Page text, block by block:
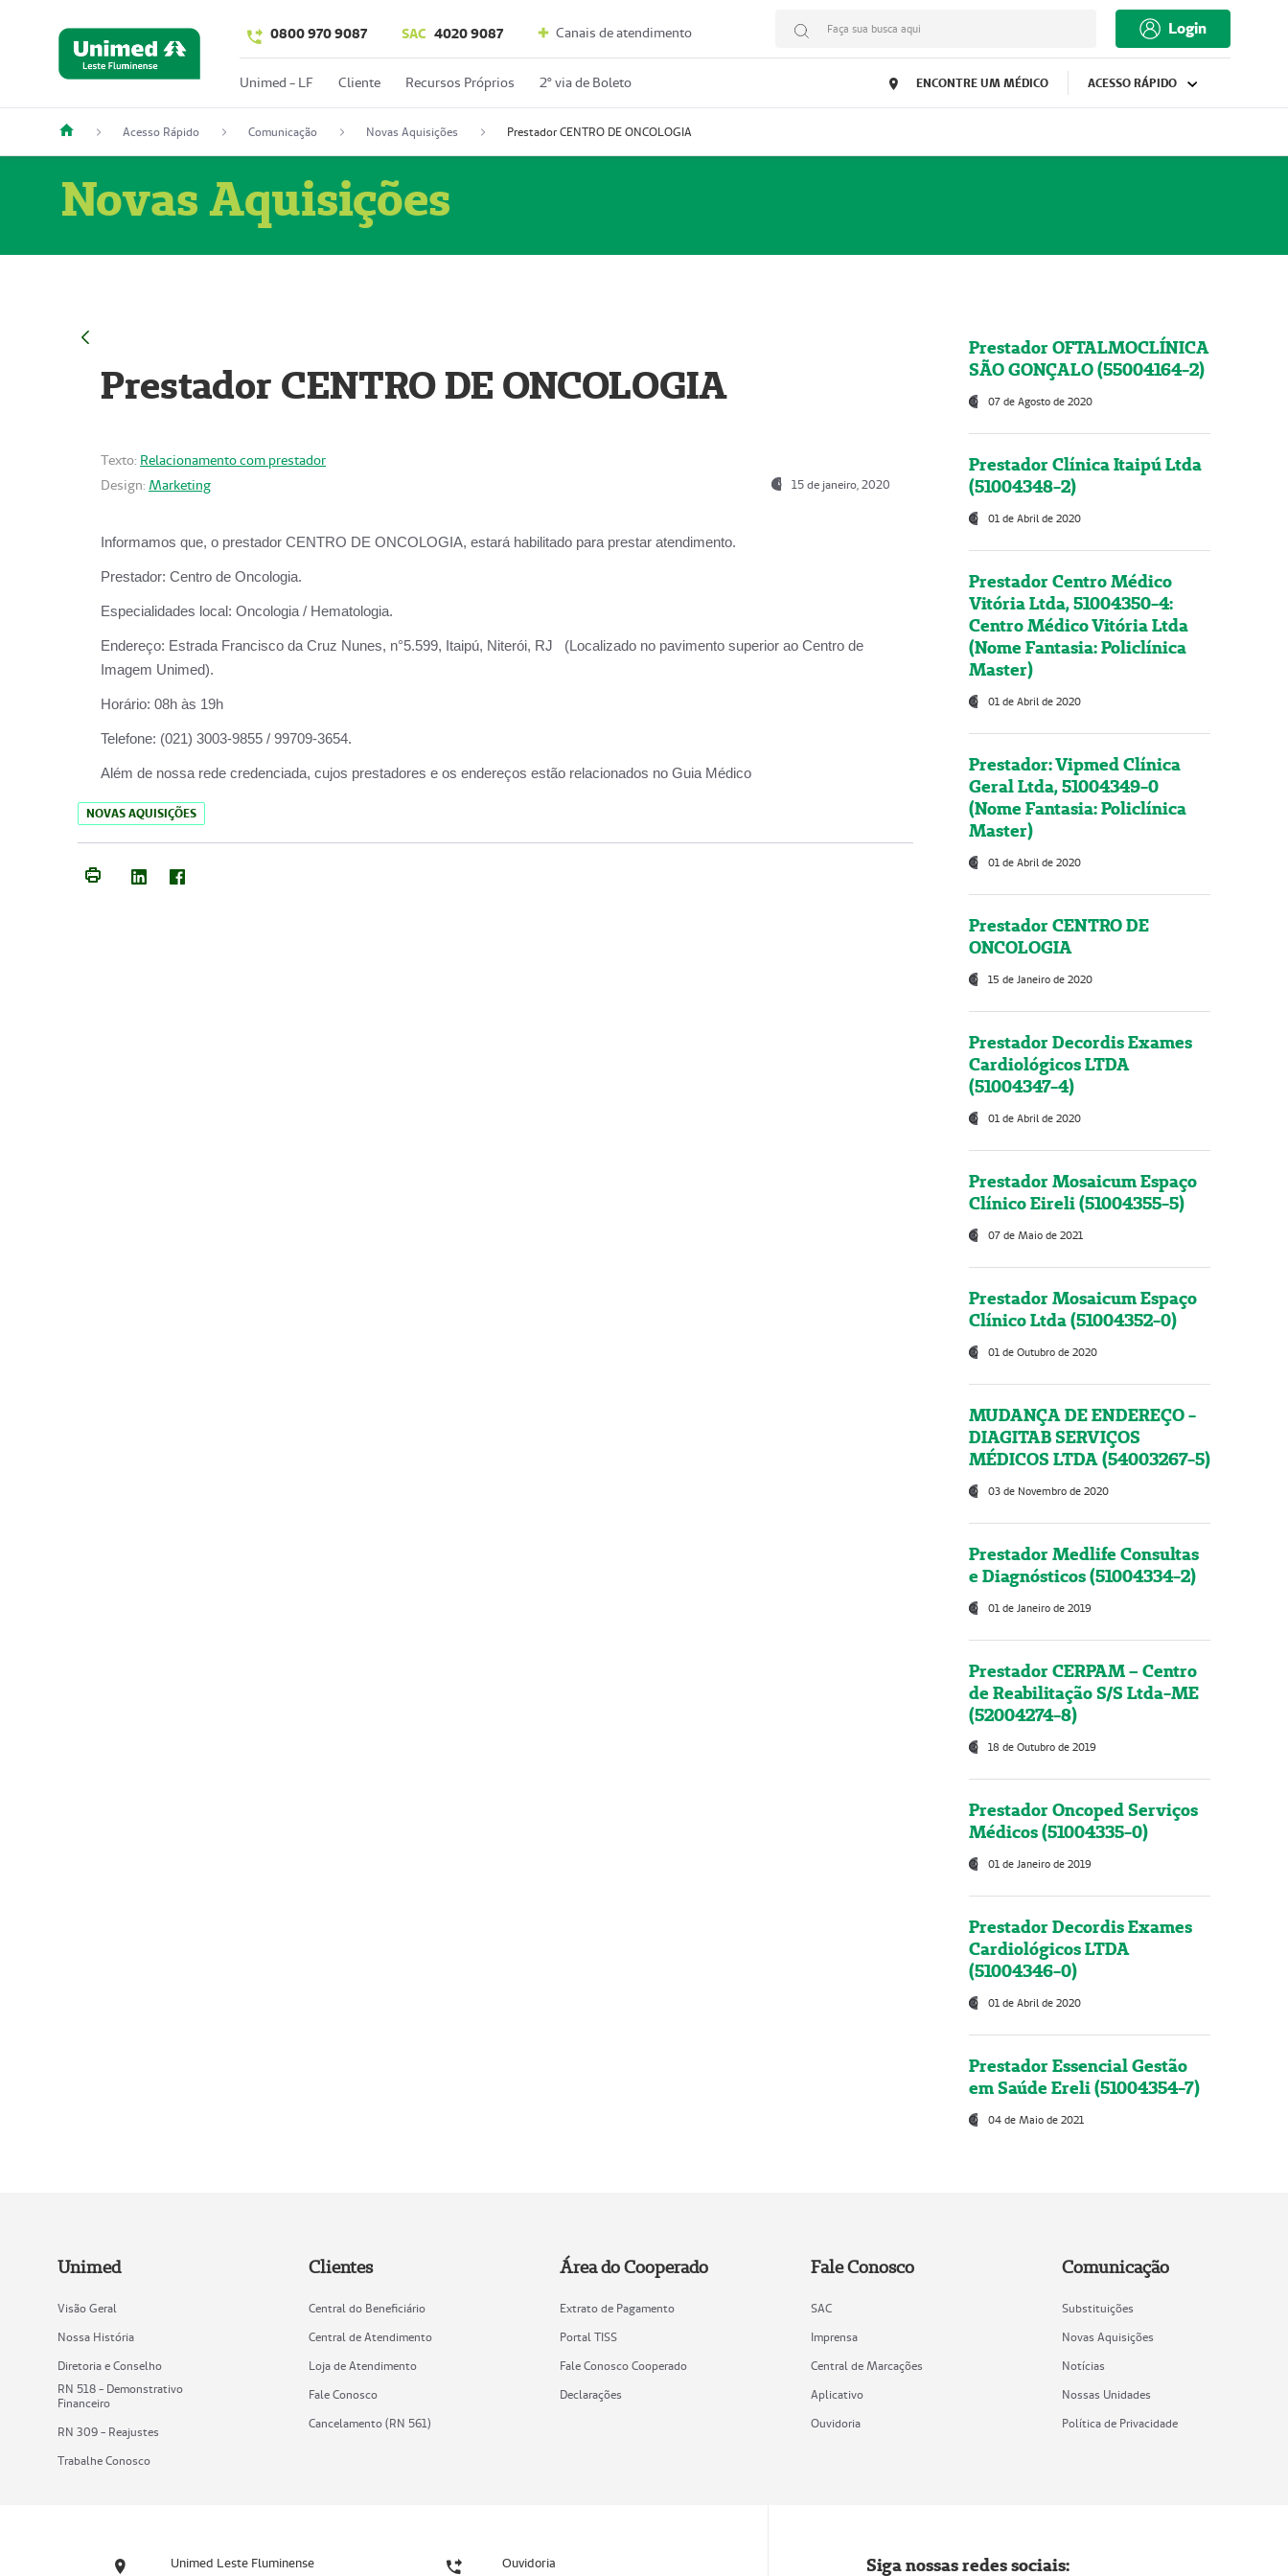
0800 970 9087 SAC 4020 9087 Canais de atendimento Faça sua busca aqui Login
Unimed - LF Cliente Recursos Próprios 2º via de Boleto ENCONTRE UM MÉDICO ACESSO RÁPIDO
Acesso Rápido Comunicação Novas Aquisições Prestador CENTRO DE ONCOLOGIA
Novas Aquisições
Prestador CENTRO DE ONCOLOGIA
Texto: Relacionamento com prestador
Design: Marketing 15 de janeiro, 2020
Informamos que, o prestador CENTRO DE ONCOLOGIA, estará habilitado para prestar atendimento.
Prestador: Centro de Oncologia.
Especialidades local: Oncologia / Hematologia.
Endereço: Estrada Francisco da Cruz Nunes, n°5.599, Itaipú, Niterói, RJ (Localizado no pavimento superior ao Centro de
Imagem Unimed).
Horário: 08h às 19h
Telefone: (021) 3003-9855 / 99709-3654.
Além de nossa rede credenciada, cujos prestadores e os endereços estão relacionados no Guia Médico
NOVAS AQUISIÇÕES
Prestador OFTALMOCLÍNICA
SÃO GONÇALO (55004164-2)
07 de Agosto de 2020
Prestador Clínica Itaipú Ltda
(51004348-2)
01 de Abril de 2020
Prestador Centro Médico
Vitória Ltda, 51004350-4:
Centro Médico Vitória Ltda
(Nome Fantasia: Policlínica
Master)
01 de Abril de 2020
Prestador: Vipmed Clínica
Geral Ltda, 51004349-0
(Nome Fantasia: Policlínica
Master)
01 de Abril de 2020
Prestador CENTRO DE
ONCOLOGIA
15 de Janeiro de 2020
Prestador Decordis Exames
Cardiológicos LTDA
(51004347-4)
01 de Abril de 2020
Prestador Mosaicum Espaço
Clínico Eireli (51004355-5)
07 de Maio de 2021
Prestador Mosaicum Espaço
Clínico Ltda (51004352-0)
01 de Outubro de 2020
MUDANÇA DE ENDEREÇO -
DIAGITAB SERVIÇOS
MÉDICOS LTDA (54003267-5)
03 de Novembro de 2020
Prestador Medlife Consultas
e Diagnósticos (51004334-2)
01 de Janeiro de 2019
Prestador CERPAM – Centro
de Reabilitação S/S Ltda-ME
(52004274-8)
18 de Outubro de 2019
Prestador Oncoped Serviços
Médicos (51004335-0)
01 de Janeiro de 2019
Prestador Decordis Exames
Cardiológicos LTDA
(51004346-0)
01 de Abril de 2020
Prestador Essencial Gestão
em Saúde Ereli (51004354-7)
04 de Maio de 2021
Unimed
Visão Geral
Nossa História
Diretoria e Conselho
RN 518 - Demonstrativo
Financeiro
RN 309 - Reajustes
Trabalhe Conosco
Clientes
Central do Beneficiário
Central de Atendimento
Loja de Atendimento
Fale Conosco
Cancelamento (RN 561)
Área do Cooperado
Extrato de Pagamento
Portal TISS
Fale Conosco Cooperado
Declarações
Fale Conosco
SAC
Imprensa
Central de Marcações
Aplicativo
Ouvidoria
Comunicação
Substituições
Novas Aquisições
Notícias
Nossas Unidades
Política de Privacidade
Unimed Leste Fluminense Ouvidoria Siga nossas redes sociais: